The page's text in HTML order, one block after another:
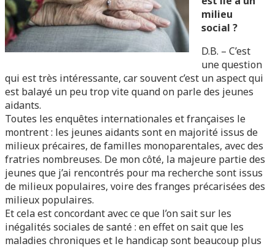
milieu
social ?
D.B. – C’est
une question
qui est très intéressante, car souvent c’est un aspect qui
est balayé un peu trop vite quand on parle des jeunes
aidants.
Toutes les enquêtes internationales et françaises le
montrent : les jeunes aidants sont en majorité issus de
milieux précaires, de familles monoparentales, avec des
fratries nombreuses. De mon côté, la majeure partie des
jeunes que j’ai rencontrés pour ma recherche sont issus
de milieux populaires, voire des franges précarisées des
milieux populaires.
Et cela est concordant avec ce que l’on sait sur les
inégalités sociales de santé : en effet on sait que les
maladies chroniques et le handicap sont beaucoup plus